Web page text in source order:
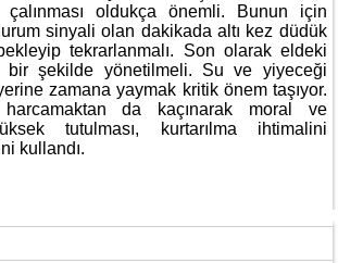
çalınması oldukça önemli. Bunun için
sinyali olan dakikada altı kez düdük
tekrarlanmalı. Son olarak eldeki
bir şekilde yönetilmeli. Su ve yiyeceği
zamana yaymak kritik önem taşıyor.
da kaçınarak moral ve
tutulması, kurtarılma ihtimalini
kullandı.